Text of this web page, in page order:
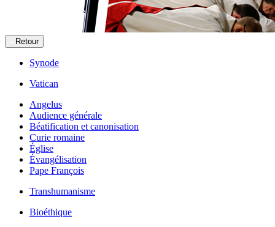
Retour
Synode
Vatican
Angelus
Audience générale
Béatification et canonisation
Curie romaine
Église
Évangélisation
Pape François
Transhumanisme
Bioéthique